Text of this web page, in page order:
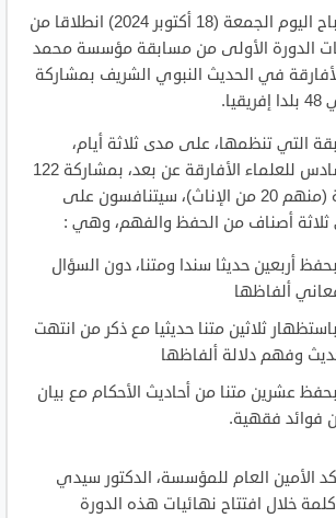
– افتتحت، صباح اليوم الجمعة (18 أكتوبر 2024) انطلاقا من
الدورة الأولى من مسابقةمؤسسة محمد
في الحديث النبوي الشريف بمشاركة
إفريقيا.
التي تنظمها، على مدى ثلاثة أيام،
مؤسسة محمد السادس للعلماء الأفارقة عن بعد، بمشاركة 122
متسابقا ومتسابقة (منهم 20 من الإناث)، سيتنافسون على
ثلاثة أصناف من الحفظ والفهم، وهي :
أربعين حديثا سندا ومتنا، دون السؤال
ألفاظها
ثلاثين متنا حديثيا مع ذكر من انتهت
وفهم دلالة ألفاظها
عشرين متنا من أحاديث الأحكام مع بيان
فوائد فقهية.
الأمين العام للمؤسسة، الدكتور سيدي
خلال افتتاح نهائيات هذه الدورة